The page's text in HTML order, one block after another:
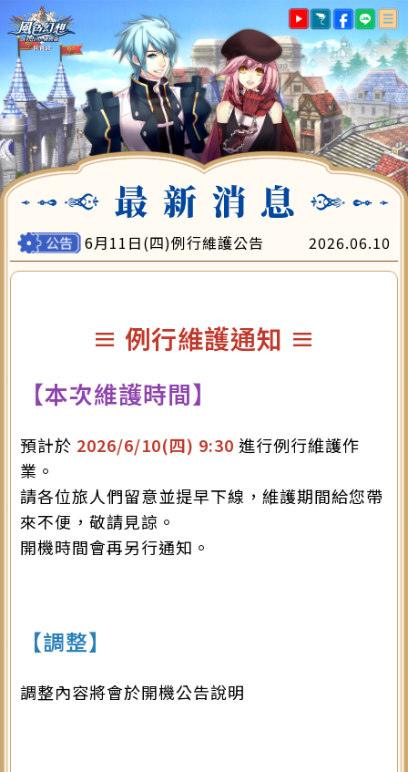
最新消息
遊戲指南
帳號註冊
下載專區
遊戲儲值
會員中心
6月11日(四)例行維護公告 2026.06.10
≡ 例行維護通知 ≡
【本次維護時間】
預計於 2026/6/10(四) 9:30 進行例行維護作
業。
請各位旅人們留意並提早下線，維護期間給您帶
來不便，敬請見諒。
開機時間會再另行通知。
【調整】
調整內容將會於開機公告說明